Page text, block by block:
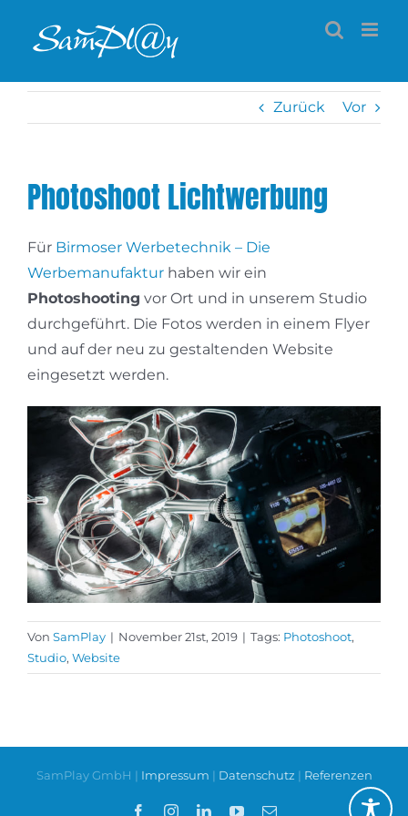
Inhalt
Zurück Vor
Photoshoot Lichtwerbung
Für Birmoser Werbetechnik – Die
Werbemanufaktur haben wir ein
Photoshooting vor Ort und in unserem Studio
durchgeführt. Die Fotos werden in einem Flyer
und auf der neu zu gestaltenden Website
eingesetzt werden.
Von SamPlay | November 21st, 2019 | Tags: Photoshoot,
Studio, Website
SamPlay GmbH | Impressum | Datenschutz | Referenzen
FacebookInstagramLinkedInYouTube
E-